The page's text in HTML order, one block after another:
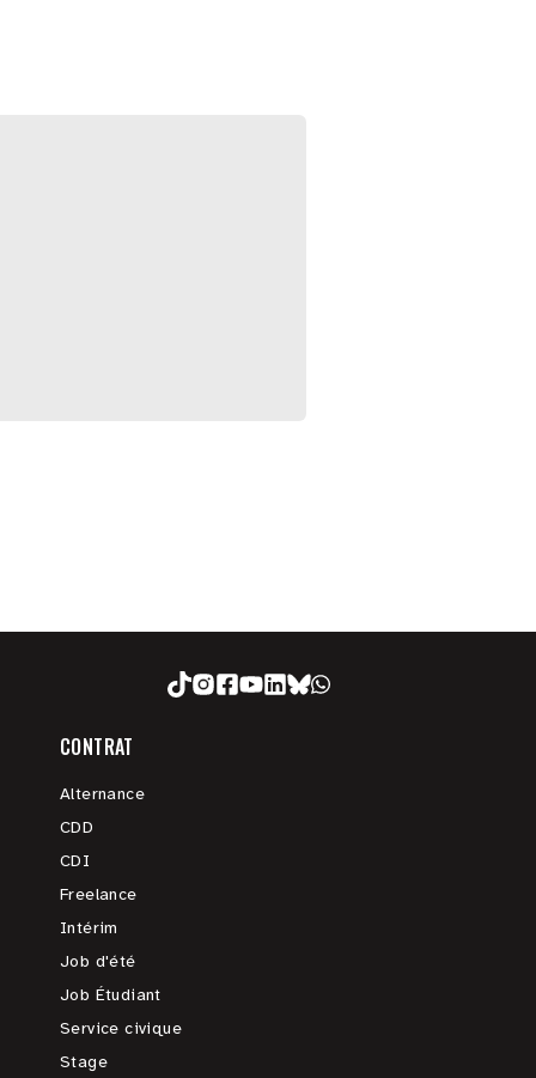
CONTRAT
Alternance
CDD
CDI
Freelance
Intérim
Job d'été
Job Étudiant
Service civique
Stage